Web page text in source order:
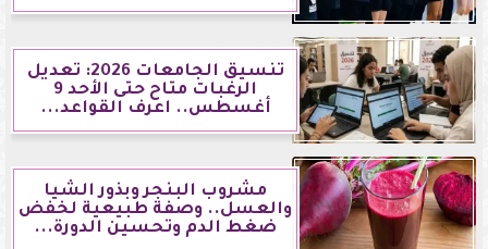
تنسيق الجامعات 2026: تعديل
الرغبات متاح حتى الأحد 9
أغسطس.. اعرف القواعد...
مشروب البنجر وبذور الشيا
والعسل.. وصفة طبيعية لخفض
ضغط الدم وتحسين الدورة...